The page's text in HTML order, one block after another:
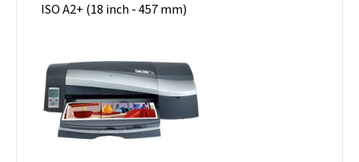
ISO A2+ (18 inch - 457 mm)